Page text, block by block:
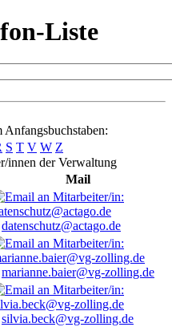
Liste
S T V W Z
innen der Verwaltung
Mail
datenschutz@actago.de
marianne.baier@vg-zolling.de
silvia.beck@vg-zolling.de